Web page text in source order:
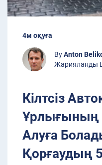
4м оқуға
ByAnton
Жарияланды
Кілтсіз
Ұрлығының
Алуға
Қорғаудың 5